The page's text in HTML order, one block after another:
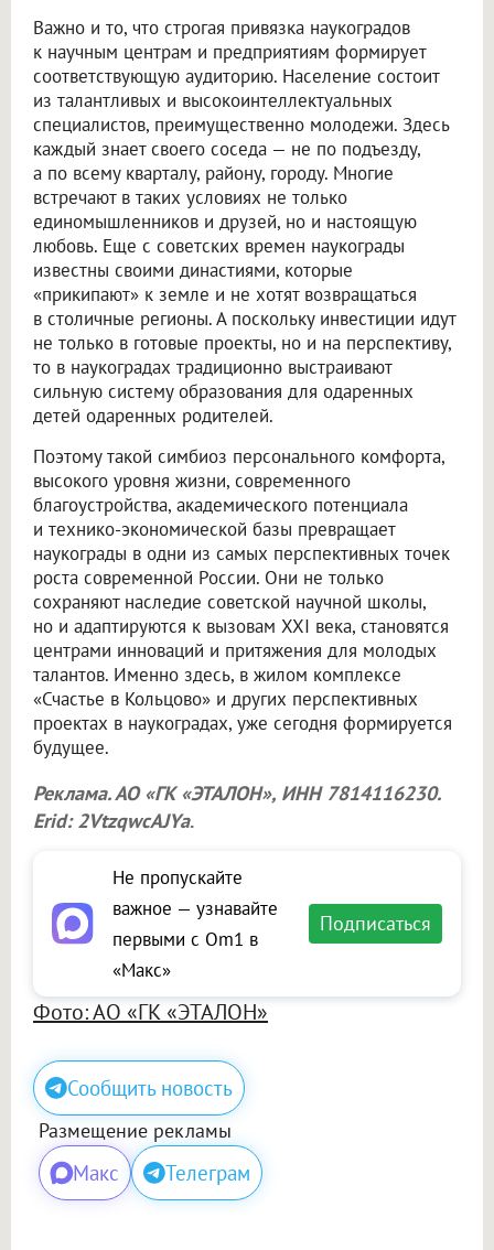
Важно и то, что строгая привязка наукоградов
к научным центрам и предприятиям формирует
соответствующую аудиторию. Население состоит
из талантливых и высокоинтеллектуальных
специалистов, преимущественно молодежи. Здесь
каждый знает своего соседа — не по подъезду,
а по всему кварталу, району, городу. Многие
встречают в таких условиях не только
единомышленников и друзей, но и настоящую
любовь. Еще с советских времен наукограды
известны своими династиями, которые
«прикипают» к земле и не хотят возвращаться
в столичные регионы. А поскольку инвестиции идут
не только в готовые проекты, но и на перспективу,
то в наукоградах традиционно выстраивают
сильную систему образования для одаренных
детей одаренных родителей.
Поэтому такой симбиоз персонального комфорта,
высокого уровня жизни, современного
благоустройства, академического потенциала
и технико-экономической базы превращает
наукограды в одни из самых перспективных точек
роста современной России. Они не только
сохраняют наследие советской научной школы,
но и адаптируются к вызовам XXI века, становятся
центрами инноваций и притяжения для молодых
талантов. Именно здесь, в жилом комплексе
«Счастье в Кольцово» и других перспективных
проектах в наукоградах, уже сегодня формируется
будущее.
Реклама. АО «ГК «ЭТАЛОН», ИНН 7814116230.
Erid: 2VtzqwcAJYa.
Не пропускайте
важное — узнавайте
первыми с Om1 в
«Макс»
Подписаться
Фото: АО «ГК «ЭТАЛОН»
Сообщить новость
Размещение рекламы
Макс Телеграм